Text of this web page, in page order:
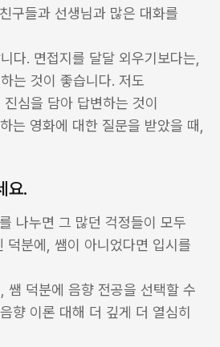
구들과 선생님과 많은 대화를
다. 면접지를 달달 외우기보다는,
는 것이 좋습니다. 저도
심을 담아 답변하는 것이
는 영화에 대한 질문을 받았을 때,
요.
나누면 그 많던 걱정들이 모두
덕분에, 쌤이 아니었다면 입시를
쌤 덕분에 음향 전공을 선택할 수
향 이론 대해 더 깊게 더 열심히